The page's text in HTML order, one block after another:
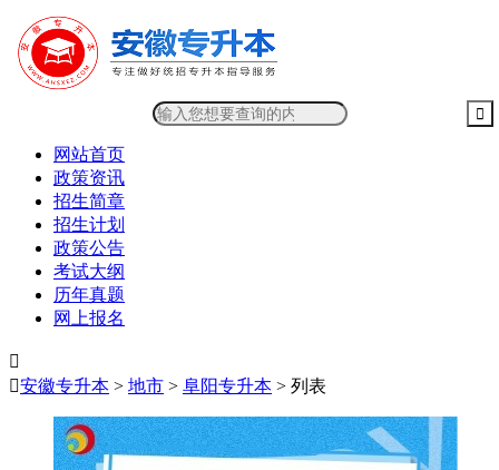
网站首页
政策资讯
招生简章
招生计划
政策公告
考试大纲
历年真题
网上报名

安徽专升本 > 地市 > 阜阳专升本 > 列表